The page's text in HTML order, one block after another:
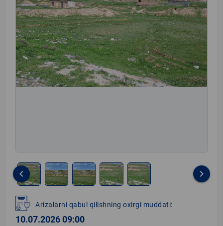
1
of
5
keyboard_arrow_left keyboard_arrow_right
Arizalarni qabul qilishning oxirgi muddati:
10.07.2026 09:00